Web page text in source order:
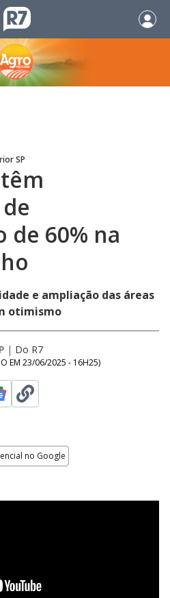
SP
60% na
e ampliação das áreas
otimismo
| Do R7
EM 23/06/2025 - 16H25)
no Google